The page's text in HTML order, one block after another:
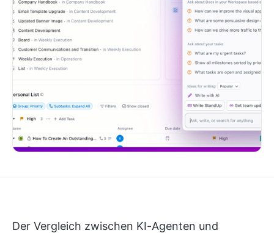
Der Vergleich zwischen KI-Agenten und